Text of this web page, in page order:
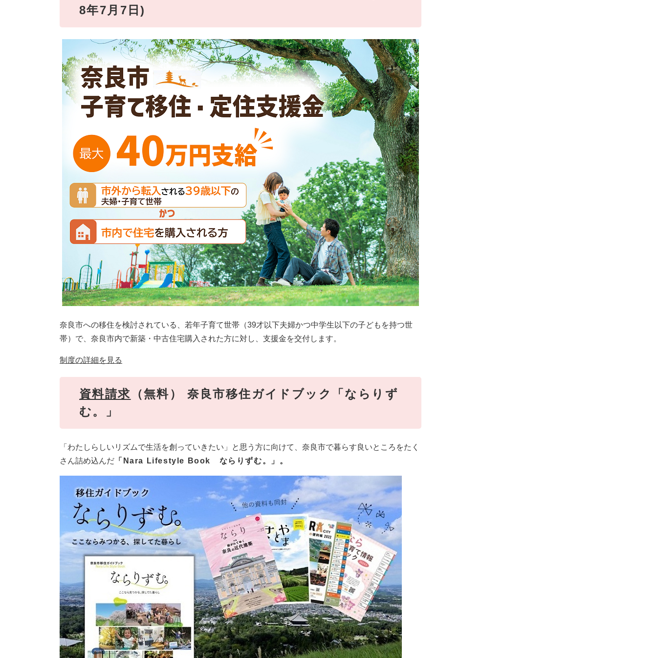
8年7月7日)
奈良市への移住を検討されている、若年子育て世帯（39才以下夫婦かつ中学生以下の子どもを持つ世
帯）で、奈良市内で新築・中古住宅購入された方に対し、支援金を交付します。​
制度の詳細を見る
資料請求 （無料） 奈良市移住ガイドブック「ならりず
む。」
「わたしらしいリズムで生活を創っていきたい」と思う方に向けて、奈良市で暮らす良いところをたく
さん詰め込んだ 「Nara Lifestyle Book ならりずむ。」。